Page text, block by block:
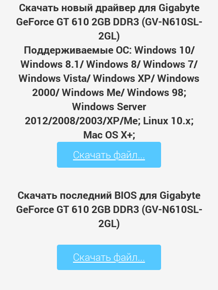
Скачать новый драйвер для Gigabyte
GeForce GT 610 2GB DDR3 (GV-N610SL-
2GL)
Поддерживаемые ОС: Windows 10/
Windows 8.1/ Windows 8/ Windows 7/
Windows Vista/ Windows XP/ Windows
2000/ Windows Me/ Windows 98;
Windows Server
2012/2008/2003/XP/Me; Linux 10.x;
Mac OS X+;
Скачать файл...
Скачать последний BIOS для Gigabyte
GeForce GT 610 2GB DDR3 (GV-N610SL-
2GL)
Скачать файл...